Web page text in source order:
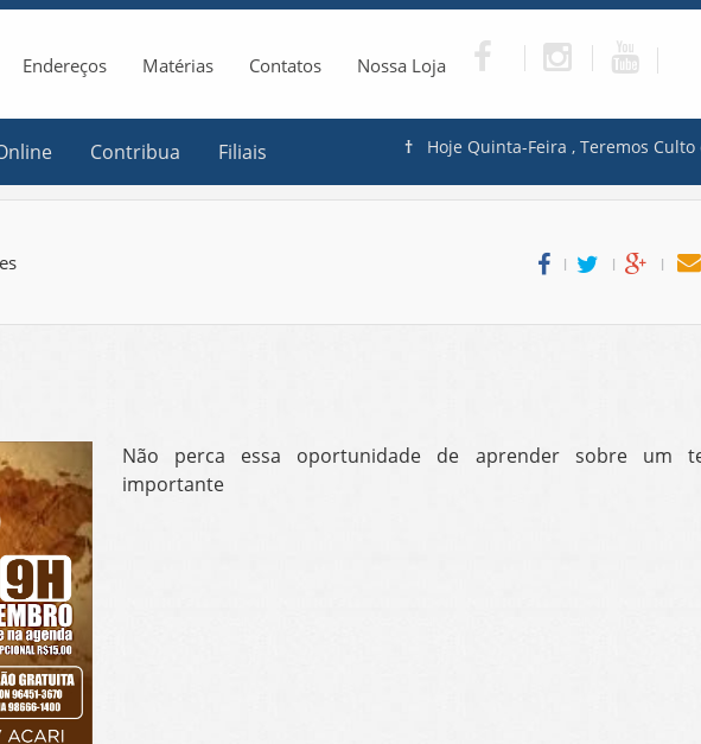
Endereços Matérias Contatos Nossa Loja
Contribua Filiais † Hoje Quinta-Feira , Teremos
l l l
Não perca essa oportunidade de aprender sobre um
importante